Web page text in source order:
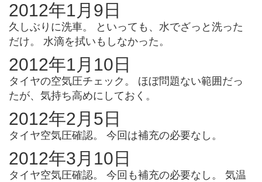
2012年1月9日
久しぶりに洗車。 といっても、水でざっと洗った
だけ。 水滴を拭いもしなかった。
2012年1月10日
タイヤの空気圧チェック。 ほぼ問題ない範囲だっ
たが、気持ち高めにしておく。
2012年2月5日
タイヤ空気圧確認。 今回は補充の必要なし。
2012年3月10日
タイヤ空気圧確認。 今回も補充の必要なし。 気温